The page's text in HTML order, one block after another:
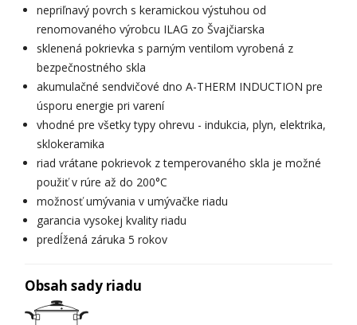
nepriľnavý povrch s keramickou výstuhou od
renomovaného výrobcu ILAG zo Švajčiarska
sklenená pokrievka s parným ventilom vyrobená z
bezpečnostného skla
akumulačné sendvičové dno A-THERM INDUCTION pre
úsporu energie pri varení
vhodné pre všetky typy ohrevu - indukcia, plyn, elektrika,
sklokeramika
riad vrátane pokrievok z temperovaného skla je možné
použiť v rúre až do 200°C
možnosť umývania v umývačke riadu
garancia vysokej kvality riadu
predĺžená záruka 5 rokov
Obsah sady riadu